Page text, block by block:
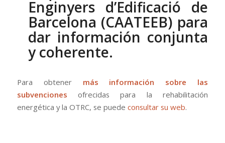
Enginyers d’Edificació de
Barcelona (CAATEEB) para
dar información conjunta
y coherente.
Para obtenermás información sobre las
subvenciones ofrecidas para la rehabilitación
energética y la OTRC, se puede consultar su web.